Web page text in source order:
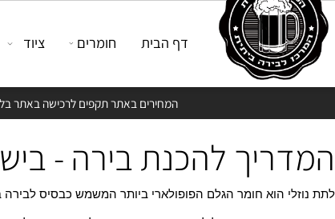
המחירים באתר תקפים לרכישה באתר בלבד
דף הבית חומרים ציוד
להכנת בירה -
הוא חומר הגלם הפופולארי ביותר המשמש כבסיס לבירה